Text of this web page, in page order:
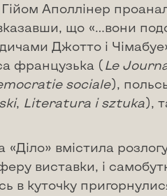
Аполлінер
що «…вони
Джотто і
французька (Le
sociale),
, Literatura i sztuka),
«Діло» вмістила
виставки, і
в куточку